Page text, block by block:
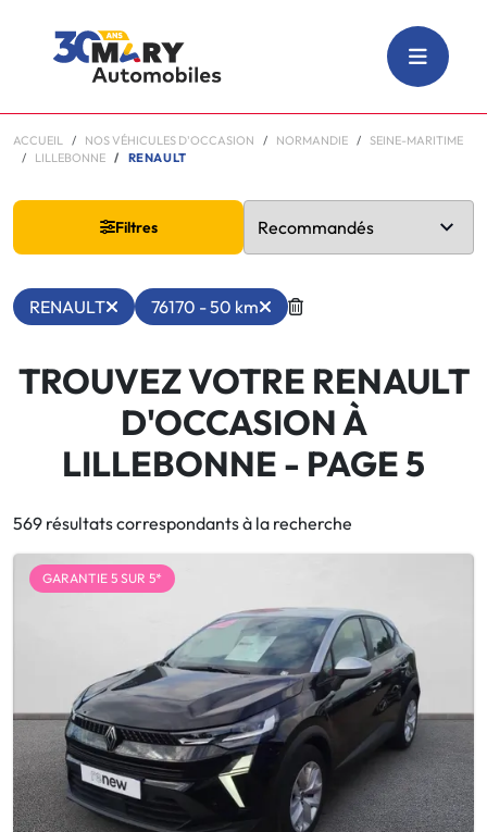
ACCUEIL NOS VÉHICULES D'OCCASION NORMANDIE
SEINE-MARITIME
LILLEBONNE
RENAULT
Filtres
RENAULT 76170 - 50 km
TROUVEZ VOTRE RENAULT
D'OCCASION À
LILLEBONNE - PAGE 5
569 résultats correspondants à la recherche
GARANTIE 5 SUR 5*